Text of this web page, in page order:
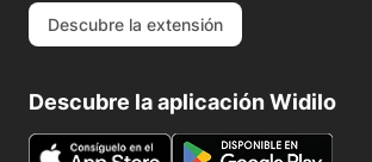
Descubre la extensión
Descubre la aplicación Widilo